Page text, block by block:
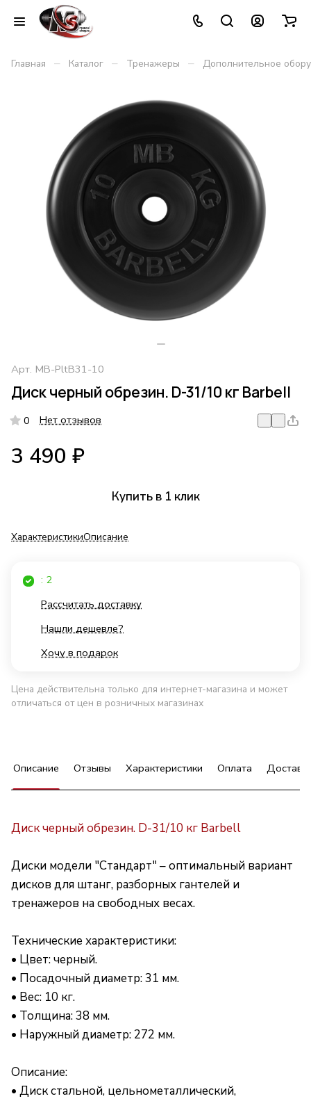
Главная – Каталог – Тренажеры – Дополнительное
Арт. MB-PltB31-10
Диск черный обрезин. D-31/10 кг Barbell
0 Нет отзывов
3 490 ₽
Купить в 1 клик
ХарактеристикиОписание
: 2
Рассчитать доставку
Нашли дешевле?
Хочу в подарок
Цена действительна только для интернет-магазина и может
отличаться от цен в розничных магазинах
Описание Отзывы Характеристики Оплата
Диск черный обрезин. D-31/10 кг Barbell
Диски модели "Стандарт" – оптимальный вариант
дисков для штанг, разборных гантелей и
тренажеров на свободных весах.
Технические характеристики:
• Цвет: черный.
• Посадочный диаметр: 31 мм.
• Вес: 10 кг.
• Толщина: 38 мм.
• Hаружный диаметр: 272 мм.
Описание:
• Диск стальной, цельнометаллический,